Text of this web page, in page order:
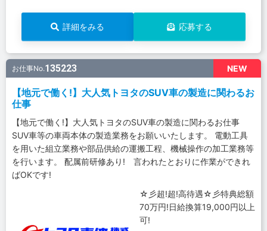
詳細をみる 応募する
NEW
お仕事No.135223
【地元で働く!】大人気トヨタのSUV車の製造に関わるお
仕事
【地元で働く!】大人気トヨタのSUV車の製造に関わるお仕事
SUV車等の車両本体の製造業務をお願いいたします。 電動工具
を用いた組立業務や部品供給の運搬工程、機械操作の加工業務等
を行います。 配属前研修あり! 言われたとおりに作業ができれ
ばOKです!
☆彡超!超!高待遇☆彡特典総額
70万円!日給換算19,000円以上
可!